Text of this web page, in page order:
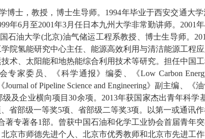
博士，教授，博士生导师。 1994年毕业于西安交通大
年6月至2001年3月任日本九州大学非常勤讲师。 2001年
石油大学(北京)油气储运工程系教授、博士生导师。
院氢能研究中心主任、能源高效利用与清洁能源工程应
术、太阳能和地热能综合利用技术等研究。担任中国
专家委员、《科学通报》编委、《Low Carbon
Journal of Pipeline Science and Engineering》副主编、《
级及企业横向项目30余项。 2013年获国家杰出青年科学
省部级一等奖5项、省部级二等奖3项。以第一或通讯
著专著各1部。曾获中国石油和化学工业协会首届青年
京市师德先进个人、北京市优秀教师和北京市先进工作